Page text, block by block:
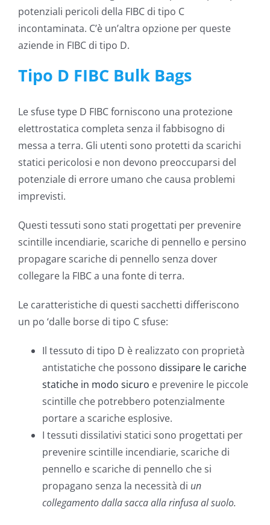
potenziali pericoli della FIBC di tipo C
incontaminata. C’è un’altra opzione per queste
aziende in FIBC di tipo D.
Tipo D FIBC Bulk Bags
Le sfuse type D FIBC forniscono una protezione
elettrostatica completa senza il fabbisogno di
messa a terra. Gli utenti sono protetti da scarichi
statici pericolosi e non devono preoccuparsi del
potenziale di errore umano che causa problemi
imprevisti.
Questi tessuti sono stati progettati per prevenire
scintille incendiarie, scariche di pennello e persino
propagare scariche di pennello senza dover
collegare la FIBC a una fonte di terra.
Le caratteristiche di questi sacchetti differiscono
un po ‘dalle borse di tipo C sfuse:
Il tessuto di tipo D è realizzato con proprietà
antistatiche che possono dissipare le cariche
statiche in modo sicuro e prevenire le piccole
scintille che potrebbero potenzialmente
portare a scariche esplosive.
I tessuti dissilativi statici sono progettati per
prevenire scintille incendiarie, scariche di
pennello e scariche di pennello che si
propagano senza la necessità di un
collegamento dalla sacca alla rinfusa al suolo.